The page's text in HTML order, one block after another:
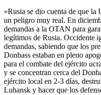
«Rusia se dio cuenta de que
un peligro muy real. En
demandas a la OTAN para
legítimos de Rusia. Occidente
demandas, sabiendo que los
Donbass estaban en pleno
para el combate del ejército
y se concentran cerca del
ejército local en 2-3 días,
Luhansk y hacer que los